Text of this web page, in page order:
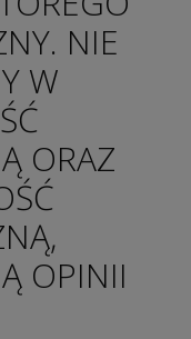
NIE
W
ORAZ
OPINII